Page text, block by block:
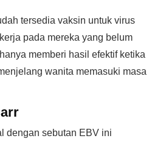
tersedia vaksin untuk virus
pada mereka yang belum
memberi hasil efektif ketika
wanita memasuki masa
dengan sebutan EBV ini